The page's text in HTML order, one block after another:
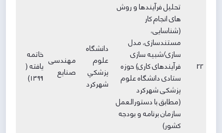
22
تحلیل فرآیندها و روش
های انجام کار
(شناسایی،
مستندسازی، مدل
سازی/شبیه سازی
فرآیندهای کاری) حوزه
ستادی دانشگاه علوم
پزشکی شهرکرد
(مطابق با دستورالعمل
سازمان برنامه و بودجه
کشور)
دانشگاه
علوم
پزشكي
شهركرد
مهندسی
صنایع
خاتمه
یافته (
۱۳۹9)